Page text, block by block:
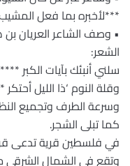
***لأخبره بما فعل
• وصف الشاعر العريان
الشعر:
سلني أنبئك بآيات الكبر
وقلة النوم ‘ذا الليل
وسرعة الطرف وتجميع
كما تبلى الشجر.
في فلسطين قرية تدعى
وتقع في الشمال الشرقي